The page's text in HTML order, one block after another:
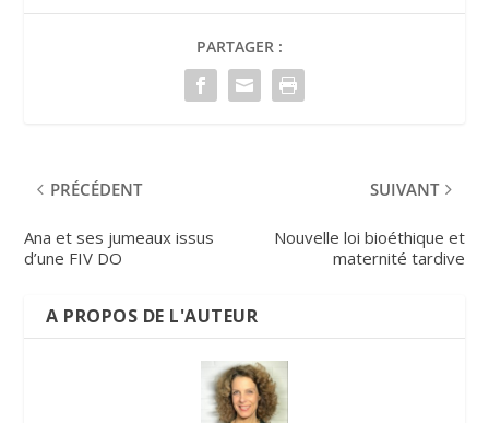
PARTAGER :
PRÉCÉDENT
Ana et ses jumeaux issus
d’une FIV DO
SUIVANT
Nouvelle loi bioéthique et
maternité tardive
A PROPOS DE L'AUTEUR